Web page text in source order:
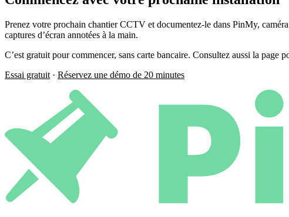
Prenez votre prochain chantier CCTV et documentez-le dans PinMy,
captures d’écran annotées à la main.
C’est gratuit pour commencer, sans carte bancaire. Consultez aussi la page
Essai gratuit · Réservez une démo de 20 minutes